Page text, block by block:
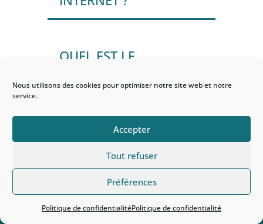
Nous utilisons des cookies pour optimiser notre site web et notre
service.
Accepter
Tout refuser
Préférences
Politique de confidentialitéPolitique de confidentialité
QUEL EST LE
FACTEUR QUI
IMPACTE
T DANS LE
NUMÉRIQUE ?
INDICATEURS
MESURENT